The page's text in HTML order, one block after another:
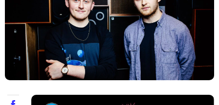
Teatre
Internet